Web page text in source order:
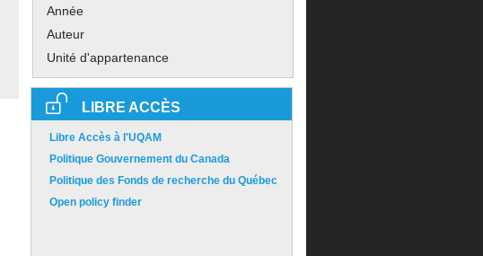
Année
Auteur
Unité d'appartenance
LIBRE ACCÈS
Libre Accès à l'UQAM
Politique Gouvernement du Canada
Politique des Fonds de recherche du Québec
Open policy finder